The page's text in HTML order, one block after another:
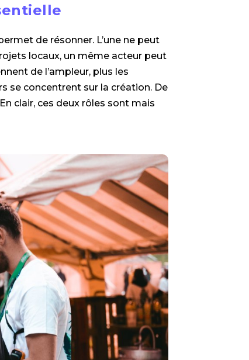
de résonner. L’une ne peut
locaux, un même acteur peut
de l’ampleur, plus les
se concentrent sur la création. De
clair, ces deux rôles sont mais